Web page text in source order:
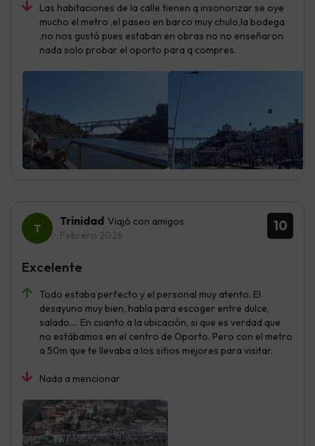
Las habitaciones de la calle tienen q insonorizar se oye
mucho el metro ,el paseo en barco muy chulo,la bodega
,no nos gustó pues estaban en obras no no enseñaron
nada solo probar el oporto para q compres.
10
Trinidad Viajó con amigos
Febrero 2026
Todo estaba perfecto y el personal muy atento. El
desayuno muy bien, había para escoger entre dulce,
salado.... En cuanto a la ubicación, si que es verdad que
no estábamos en el centro de Oporto. Pero con el metro
a 50m que te llevaba a los sitios mejores para visitar.
Nada a mencionar
Excelente